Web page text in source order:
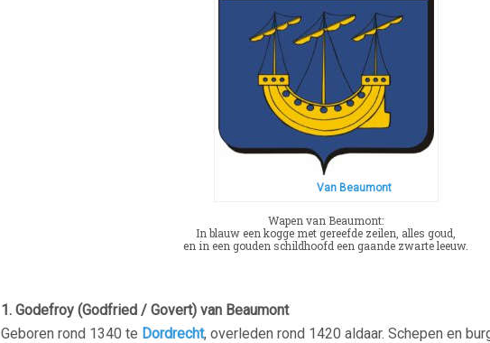
Van Beaumont
Wapen van Beaumont:
In blauw een kogge met gereefde zeilen, alles goud,
en in een gouden schildhoofd een gaande zwarte leeuw.
1. Godefroy (Godfried / Govert) van Beaumont
Geboren rond 1340 te Dordrecht, overleden rond 1420 aldaar. Schepen en